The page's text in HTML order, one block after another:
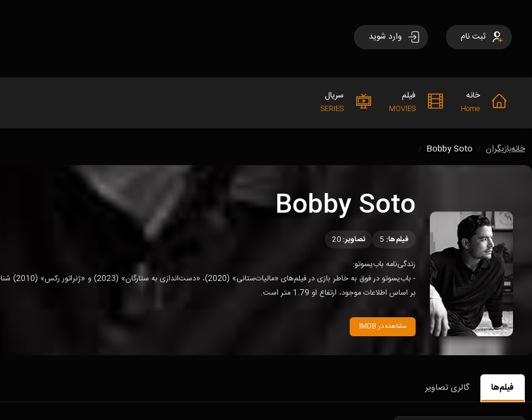
ثبت نام وارد شوید
خانه
Home
فیلم
MOVIES
سریال
SERIES
خانهبازیگران Bobby Soto
Bobby Soto
فیلم‌ها: تصاویر: 20
زندگی‌نامه باب‌یسوتو:
- باب‌یسوتو در فوق به خاطر
بر اساس اطلاعات موجود، ارتفاع او 1.79 متر است.
مشاهده در IMDB
فیلم‌ها گالری تصاویر